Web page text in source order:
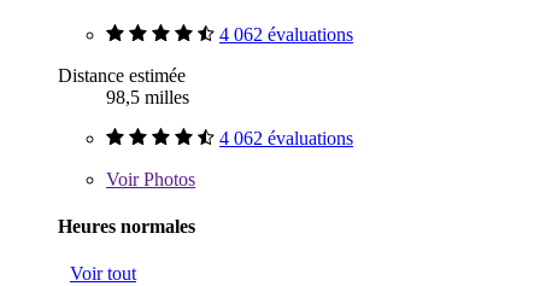
4 062 évaluations
Distance estimée
98,5 milles
4 062 évaluations
VoirPhotos
Heures normales
Voir tout